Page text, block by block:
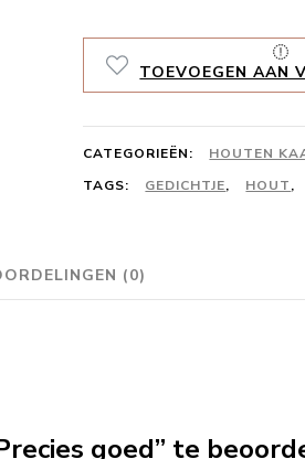
goed
aantal
TOEVOEGEN AAN
CATEGORIEËN:
HOUTEN
TAGS:
GEDICHTJE, HOUT,
(0)
goed” te